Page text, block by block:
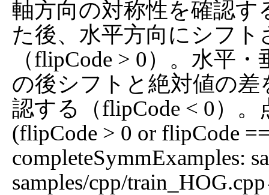
軸方向の対称性を確認
た後、水平方向にシフ
（flipCode > 0）。水平
の後シフトと絶対値の
認する（flipCode < 0）
(flipCode > 0 or flipCode
completeSymmExamples:
samples/cpp/